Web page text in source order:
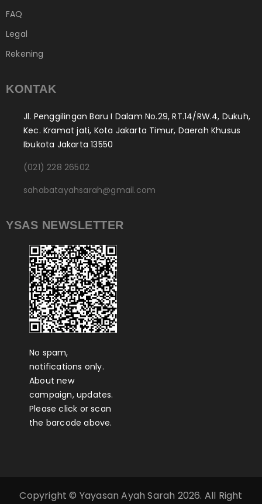
FAQ
Legal
Rekening
KONTAK
Jl. Penggilingan Baru I Dalam No.29, RT.14/RW.4, Dukuh,
Kec. Kramat jati, Kota Jakarta Timur, Daerah Khusus
Ibukota Jakarta 13550
(021) 228 26502
sahabatayahsarah@gmail.com
YSAS NEWSLETTER
No spam,
notifications only.
About new
campaign, updates.
Please click or scan
the barcode above.
Copyright © Yayasan Ayah Sarah 2026. All Right